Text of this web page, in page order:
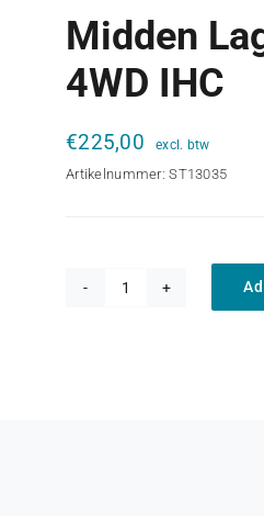
Midden
4WD IHC
€225,00
Artikelnummer:ST13035